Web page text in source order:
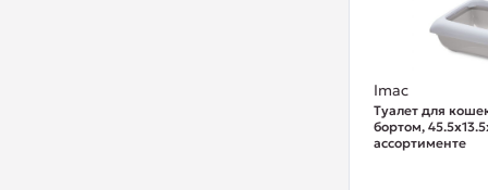
Imac
Туалет для
бортом,
ассортименте